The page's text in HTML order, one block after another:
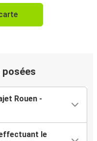
Rouen -
le